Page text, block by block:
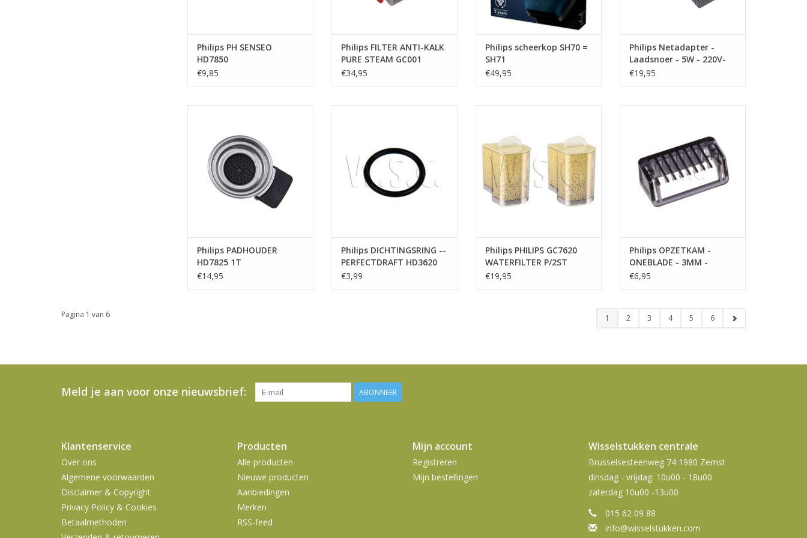
Philips PH SENSEO
HD7850
ONTKALKINGSHEVEL
€9,85
Philips FILTER ANTI-KALK
PURE STEAM GC001
€34,95
Philips scheerkop SH70 =
SH71
€49,95
Philips Netadapter -
Laadsnoer - 5W - 220V-
240V
€19,95
Philips PADHOUDER
HD7825 1T
€14,95
Philips DICHTINGSRING --
PERFECTDRAFT HD3620
€3,99
Philips PHILIPS GC7620
WATERFILTER P/2ST
€19,95
TOEVOEGEN AAN WINKELWAGEN
Philips OPZETKAM -
ONEBLADE - 3MM -
CP0364/01
€6,95
Pagina 1 van 6 1 2 3 4 5 6
Meld je aan voor onze nieuwsbrief: ABONNEER
Klantenservice
Over ons
Algemene voorwaarden
Disclaimer & Copyright
Privacy Policy & Cookies
Betaalmethoden
Producten
Alle producten
Nieuwe producten
Aanbiedingen
Merken
RSS-feed
Mijn account
Registreren
Mijn bestellingen
Wisselstukken centrale
Brusselsesteenweg 74 1980 Zemst
dinsdag - vrijdag: 10u00 - 18u00
zaterdag 10u00 -13u00
015 62 09 88
info@wisselstukken.com